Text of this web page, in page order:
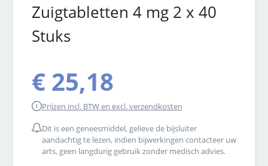
Zuigtabletten 4 mg 2 x 40
Stuks
€ 25,18
Prijzen incl. BTW en excl. verzendkosten
Dit is een geneesmiddel, gelieve de bijsluiter
aandachtig te lezen, indien bijwerkingen contacteer uw
arts, geen langdurig gebruik zonder medisch advies.